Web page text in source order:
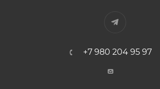
+7 980 204 95 97